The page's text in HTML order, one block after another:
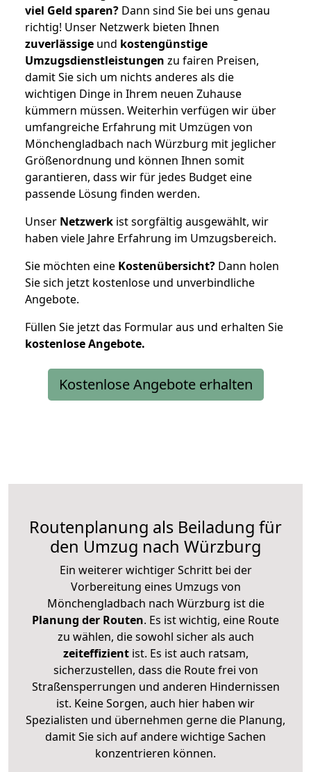
viel Geld sparen? Dann sind Sie bei uns genau
richtig! Unser Netzwerk bieten Ihnen
zuverlässige und kostengünstige
Umzugsdienstleistungen zu fairen Preisen,
damit Sie sich um nichts anderes als die
wichtigen Dinge in Ihrem neuen Zuhause
kümmern müssen. Weiterhin verfügen wir über
umfangreiche Erfahrung mit Umzügen von
Mönchengladbach nach Würzburg mit jeglicher
Größenordnung und können Ihnen somit
garantieren, dass wir für jedes Budget eine
passende Lösung finden werden.
Unser Netzwerk ist sorgfältig ausgewählt, wir
haben viele Jahre Erfahrung im Umzugsbereich.
Sie möchten eine Kostenübersicht? Dann holen
Sie sich jetzt kostenlose und unverbindliche
Angebote.
Füllen Sie jetzt das Formular aus und erhalten Sie
kostenloseAngebote.
Kostenlose Angebote erhalten
Routenplanung als Beiladung für
den Umzug nach Würzburg
Ein weiterer wichtiger Schritt bei der
Vorbereitung eines Umzugs von
Mönchengladbach nach Würzburg ist die
Planung der Routen. Es ist wichtig, eine Route
zu wählen, die sowohl sicher als auch
zeiteffizientist. Es ist auch ratsam,
sicherzustellen, dass die Route frei von
Straßensperrungen und anderen Hindernissen
ist. Keine Sorgen, auch hier haben wir
Spezialisten und übernehmen gerne die Planung,
damit Sie sich auf andere wichtige Sachen
konzentrieren können.